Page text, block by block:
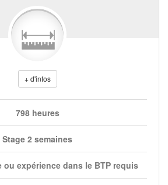
+ d'infos
798 heures
Stage 2 semaines
ou expérience dans le BTP requis